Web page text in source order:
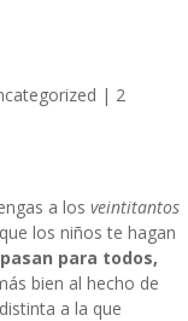
| 2
a los veintitantos
los niños te hagan
para todos,
bien al hecho de
a la que